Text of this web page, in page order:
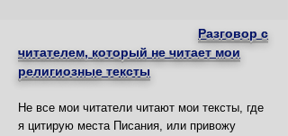
Разговор с
читателем, который не читает мои
религиозные тексты
Не все мои читатели читают мои тексты, где
я цитирую места Писания, или привожу